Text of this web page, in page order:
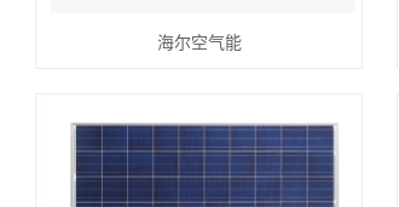
海尔空气能